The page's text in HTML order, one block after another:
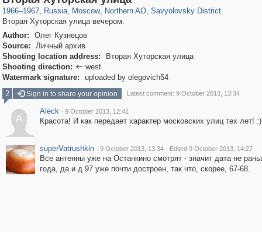
1966–1967, Russia, Moscow, Northern AO, Savyolovsky District
Вторая Хуторская улица вечером.
Author:
Олег Кузнецов
Source:
Личный архив
Shooting location address:
Вторая Хуторская улица
Shooting direction:  west
Watermark signature:
uploaded by olegovich54
2
Sign in to share your opinion Latest comment: 9 October 2013, 13:34
A
Aleck · 9 October 2013, 12:41
Красота! И как передает характер московских улиц тех лет! :)
superVatrushkin · 9 October 2013, 13:34 · Edited 9 October 2013, 14:27
Все антенны уже на Останкино смотрят - значит дата не
года, да и д.97 уже почти достроен, так что, скорее, 67-68.